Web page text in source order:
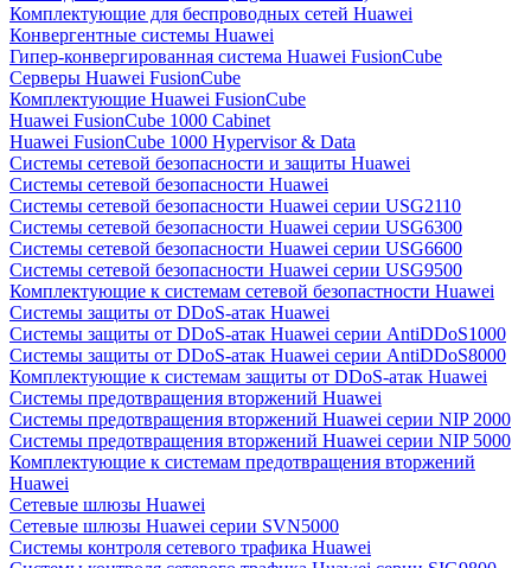
Комплектующие для беспроводных сетей Huawei
Конвергентные системы Huawei
Гипер-конвергированная система Huawei FusionCube
Серверы Huawei FusionCube
Комплектующие Huawei FusionCube
Huawei FusionCube 1000 Cabinet
Huawei FusionCube 1000 Hypervisor & Data
Системы сетевой безопасности и защиты Huawei
Системы сетевой безопасности Huawei
Системы сетевой безопасности Huawei серии USG2110
Системы сетевой безопасности Huawei серии USG6300
Системы сетевой безопасности Huawei серии USG6600
Системы сетевой безопасности Huawei серии USG9500
Комплектующие к системам сетевой безопастности Huawei
Системы защиты от DDoS-атак Huawei
Системы защиты от DDoS-атак Huawei серии AntiDDoS1000
Системы защиты от DDoS-атак Huawei серии AntiDDoS8000
Комплектующие к системам защиты от DDoS-атак Huawei
Системы предотвращения вторжений Huawei
Системы предотвращения вторжений Huawei серии NIP 2000
Системы предотвращения вторжений Huawei серии NIP 5000
Комплектующие к системам предотвращения вторжений
Huawei
Сетевые шлюзы Huawei
Сетевые шлюзы Huawei серии SVN5000
Системы контроля сетевого трафика Huawei